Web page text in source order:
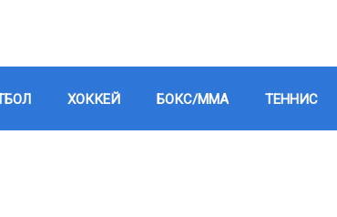
ХОККЕЙ БОКС/ММА ТЕННИС